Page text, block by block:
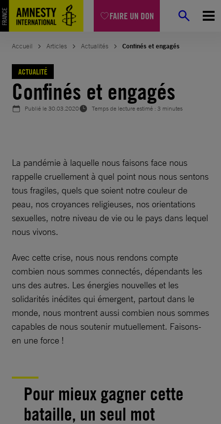
FAIRE UN DON
Aller
au
contenu
Accueil Articles Actualités Confinés et engagés
ACTUALITÉ
Confinés et engagés
Publié le30.03.2020 Temps de lecture estimé : 3 minutes
La pandémie à laquelle nous faisons face nous
rappelle cruellement à quel point nous nous sentons
tous fragiles, quels que soient notre couleur de
peau, nos croyances religieuses, nos orientations
sexuelles, notre niveau de vie ou le pays dans lequel
nous vivons.
Avec cette crise, nous nous rendons compte
combien nous sommes connectés, dépendants les
uns des autres. Les énergies nouvelles et les
solidarités inédites qui émergent, partout dans le
monde, nous montrent aussi combien nous sommes
capables de nous soutenir mutuellement. Faisons-
en une force !
Pour mieux gagner cette
bataille, un seul mot